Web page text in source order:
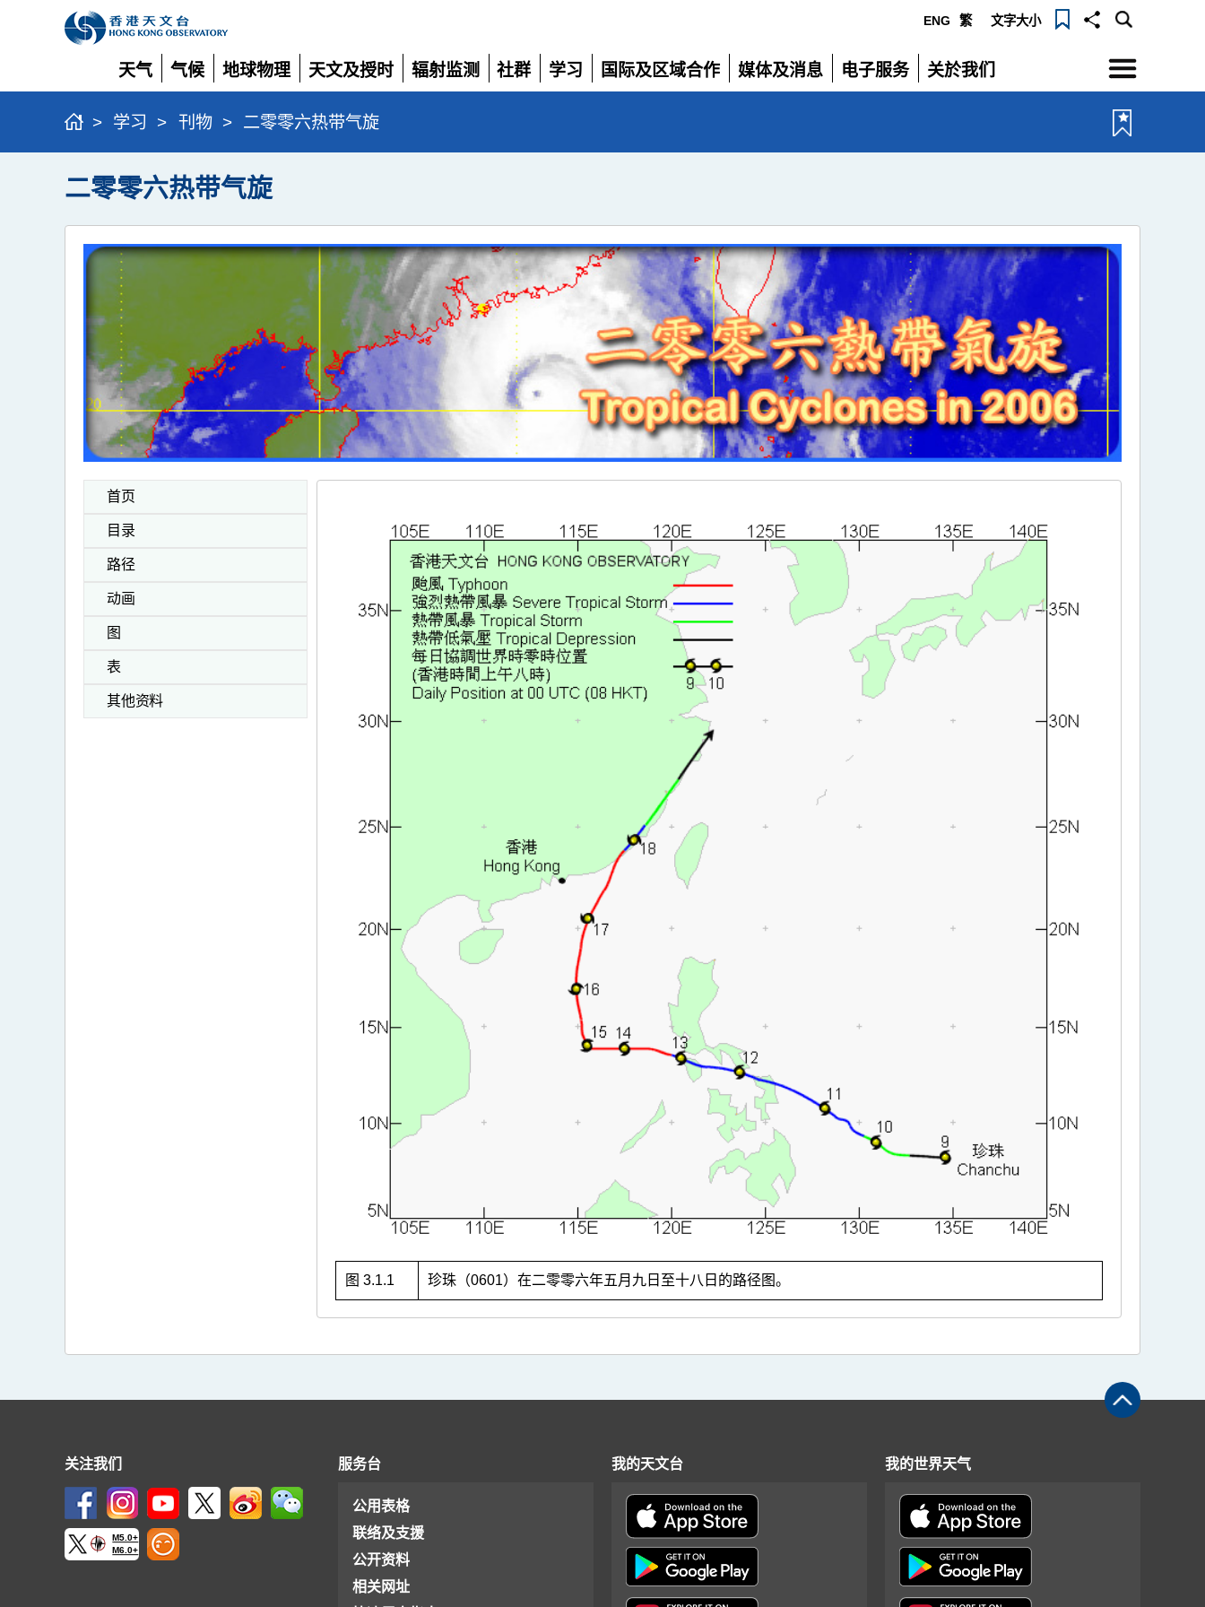
ENG 繁 文字大小
天气
展
开
气候
展
开
地球物理
展
开
天文及授时
展
开
辐射监测
展
社群
展
学习
展
国际及区域合作
展
媒体及消息
展
电子服务
展
关於我们
展
选
单
> 学习 > 刊物 > 二零零六热带气旋
二零零六热带气旋
首页
目录
路径
动画
图
表
其他资料
图 3.1.1 珍珠（0601）在二零零六年五月九日至十八日的路径图。
关注我们
M5.0+
M6.0+
服务台
公用表格
联络及支援
公开资料
相关网址
我的天文台 我的世界天气